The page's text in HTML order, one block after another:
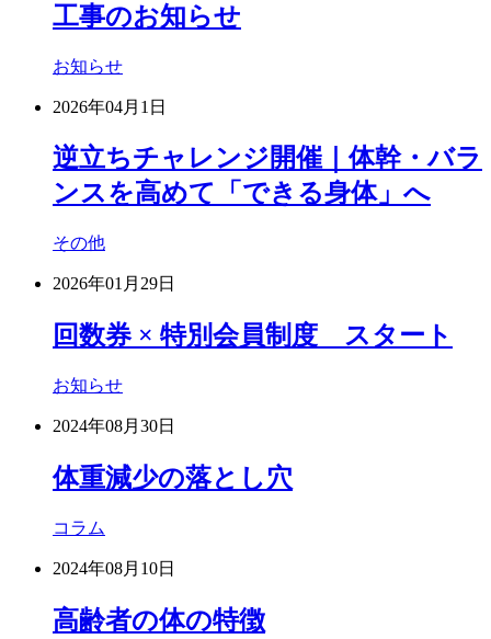
工事のお知らせ
お知らせ
2026年04月1日
逆立ちチャレンジ開催｜体幹・バラ
ンスを高めて「できる身体」へ
その他
2026年01月29日
回数券 × 特別会員制度 スタート
お知らせ
2024年08月30日
体重減少の落とし穴
コラム
2024年08月10日
高齢者の体の特徴